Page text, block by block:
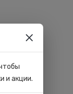
и акции.